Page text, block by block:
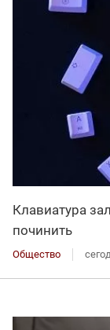
Клавиатура
починить
Общество